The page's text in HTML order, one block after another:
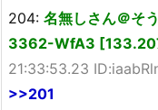
204: 名無しさん＠そ
3362-WfA3
21:33:53.23
>>201